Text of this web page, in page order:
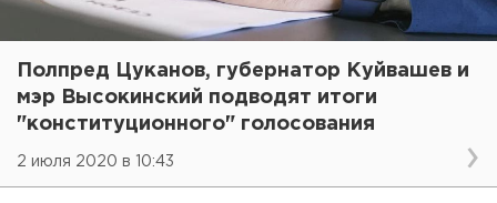
Полпред Цуканов, губернатор Куйвашев и
мэр Высокинский подводят итоги
"конституционного" голосования
2 июля 2020 в 10:43